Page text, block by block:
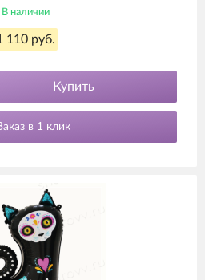
В наличии
110 руб.
Купить
в 1 клик